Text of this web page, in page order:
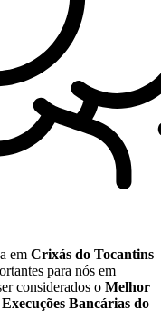
em Crixás do Tocantins
para nós em
considerados o Melhor
Bancárias do